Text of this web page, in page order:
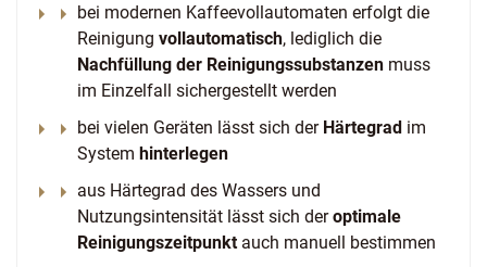
bei modernen Kaffeevollautomaten erfolgt die
Reinigung vollautomatisch, lediglich die
Nachfüllung der Reinigungssubstanzen muss
im Einzelfall sichergestellt werden
bei vielen Geräten lässt sich der Härtegrad im
System hinterlegen
aus Härtegrad des Wassers und
Nutzungsintensität lässt sich deroptimale
Reinigungszeitpunkt auch manuell bestimmen